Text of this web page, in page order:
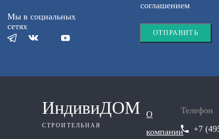
Мы в социальных
сетях
соглашением
ОТПРАВИТЬ
ИндивиДОМ
СТРОИТЕЛЬНАЯ
О
компании
Телефон
+7